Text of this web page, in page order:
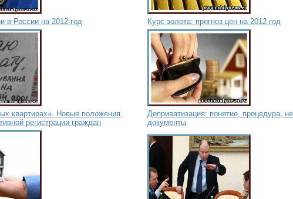
в России на 2012 год Курс золота: прогноз цен на 2012 год
квартирах». Новые положения,
регистрации граждан
Деприватизация: понятие, процедура,
документы